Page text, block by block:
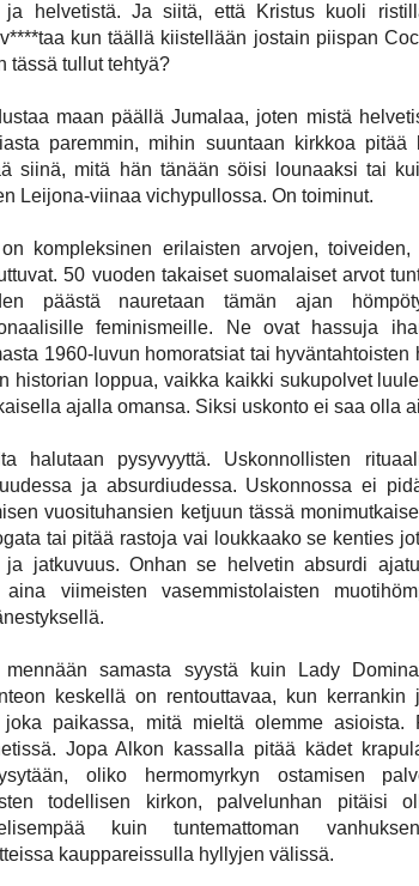
ja helvetistä. Ja siitä, että Kristus kuoli
kun täällä kiistellään jostain piispan
tässä tullut tehtyä?
maan päällä Jumalaa, joten mistä
paremmin, mihin suuntaan kirkkoa pitää
siinä, mitä hän tänään söisi lounaaksi tai
Leijona-viinaa vichypullossa. On toiminut.
kompleksinen erilaisten arvojen,
50 vuoden takaiset suomalaiset arvot
päästä nauretaan tämän ajan
feminismeille. Ne ovat hassuja
1960-luvun homoratsiat tai
historian loppua, vaikka kaikki sukupolvet
ajalla omansa. Siksi uskonto ei saa olla
halutaan pysyvyyttä. Uskonnollisten
ja absurdiudessa. Uskonnossa ei
vuosituhansien ketjuun tässä
tai pitää rastoja vai loukkaako se kenties
ja jatkuvuus. Onhan se helvetin absurdi
aina viimeisten vasemmistolaisten
mennään samasta syystä kuin Lady
keskellä on rentouttavaa, kun
joka paikassa, mitä mieltä olemme
Jopa Alkon kassalla pitää kädet
oliko hermomyrkyn ostamisen
todellisen kirkon, palvelunhan pitäisi
kuin tuntemattoman
kauppareissulla hyllyjen välissä.